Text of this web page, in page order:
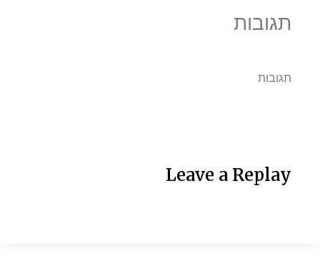
תגובות
תגובות
Leave a Replay